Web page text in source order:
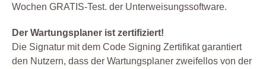
Wochen GRATIS-Test. der Unterweisungssoftware.
Der Wartungsplaner ist zertifiziert!
Die Signatur mit dem Code Signing Zertifikat garantiert
den Nutzern, dass der Wartungsplaner zweifellos von der